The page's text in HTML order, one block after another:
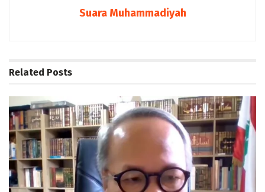
Suara Muhammadiyah
Related Posts